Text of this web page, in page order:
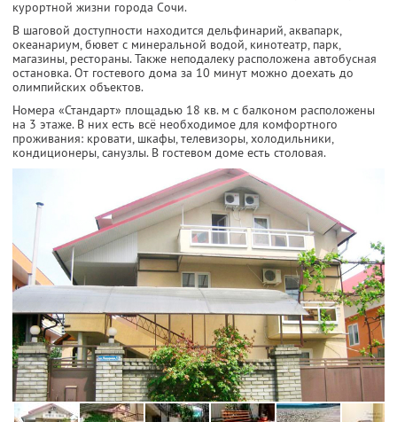
курортной жизни города Сочи.
В шаговой доступности находится дельфинарий, аквапарк,
океанариум, бювет с минеральной водой, кинотеатр, парк,
магазины, рестораны. Также неподалеку расположена автобусная
остановка. От гостевого дома за 10 минут можно доехать до
олимпийских объектов.
Номера «Стандарт» площадью 18 кв. м с балконом расположены
на 3 этаже. В них есть всё необходимое для комфортного
проживания: кровати, шкафы, телевизоры, холодильники,
кондиционеры, санузлы. В гостевом доме есть столовая.